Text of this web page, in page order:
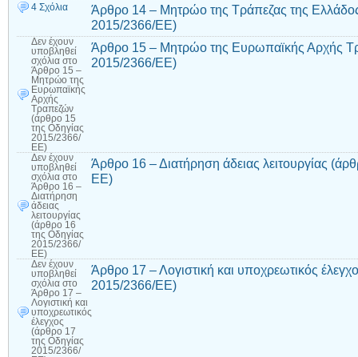
4 Σχόλια
Άρθρο 14 – Μητρώο της Τράπεζας της
2015/2366/ΕΕ)
Δεν έχουν
υποβληθεί
σχόλια στο
Άρθρο 15 –
Μητρώο της
Ευρωπαϊκής
Αρχής
Τραπεζών
(άρθρο 15
της Οδηγίας
2015/2366/
ΕΕ)
Άρθρο 15 – Μητρώο της Ευρωπαϊκής Αρχής
2015/2366/ΕΕ)
Δεν έχουν
υποβληθεί
σχόλια στο
Άρθρο 16 –
Διατήρηση
άδειας
λειτουργίας
(άρθρο 16
της Οδηγίας
2015/2366/
ΕΕ)
Άρθρο 16 – Διατήρηση άδειας λειτουργίας
ΕΕ)
Δεν έχουν
υποβληθεί
σχόλια στο
Άρθρο 17 –
Λογιστική και
υποχρεωτικός
έλεγχος
(άρθρο 17
της Οδηγίας
2015/2366/
Άρθρο 17 – Λογιστική και υποχρεωτικός
2015/2366/ΕΕ)